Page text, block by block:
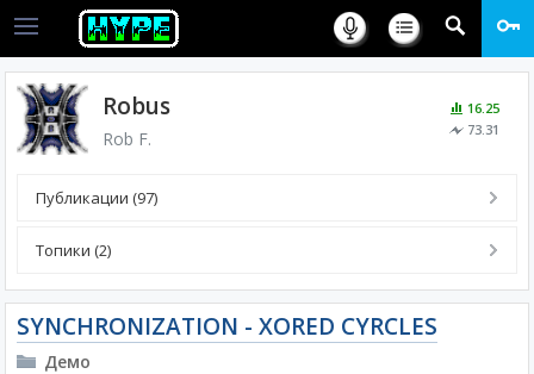
16.25
73.31
Robus
Rob F.
Публикации (97)
Топики (2)
SYNCHRONIZATION - XORED CYRCLES
Демо